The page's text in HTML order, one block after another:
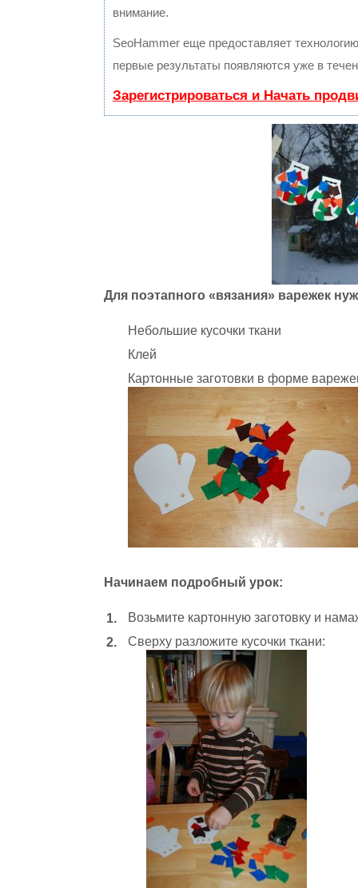
внимание.
SeoHammer еще предоставляет
первые результаты появляются уже в
Зарегистрироваться и Начать
Для поэтапного «вязания» варежек
Небольшие кусочки ткани
Клей
Картонные заготовки в форме
Начинаем подробный урок:
Возьмите картонную заготовку и
Сверху разложите кусочки ткани: